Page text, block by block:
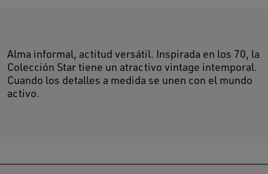
Alma informal, actitud versátil. Inspirada en los 70, la
Colección Star tiene un atractivo vintage intemporal.
Cuando los detalles a medida se unen con el mundo
activo.